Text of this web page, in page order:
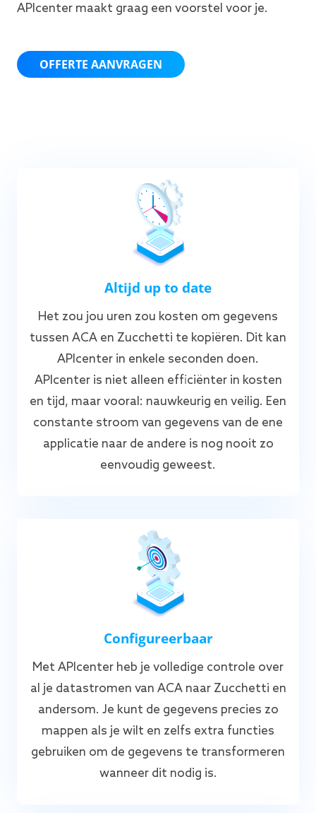
APIcenter maakt graag een voorstel voor je.
OFFERTE AANVRAGEN
Altijd up to date
Het zou jou uren zou kosten om gegevens
tussen ACA en Zucchetti te kopiëren. Dit kan
APIcenter in enkele seconden doen.
APIcenter is niet alleen efficiënter in kosten
en tijd, maar vooral: nauwkeurig en veilig. Een
constante stroom van gegevens van de ene
applicatie naar de andere is nog nooit zo
eenvoudig geweest.
Configureerbaar
Met APIcenter heb je volledige controle over
al je datastromen van ACA naar Zucchetti en
andersom. Je kunt de gegevens precies zo
mappen als je wilt en zelfs extra functies
gebruiken om de gegevens te transformeren
wanneer dit nodig is.